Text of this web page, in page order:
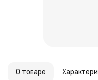
О товаре